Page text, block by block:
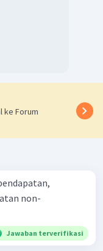
ke Forum
non-
Jawaban terverifikasi